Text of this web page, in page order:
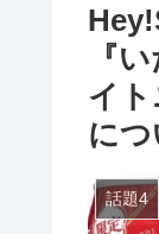
『
イ
につ
話題4